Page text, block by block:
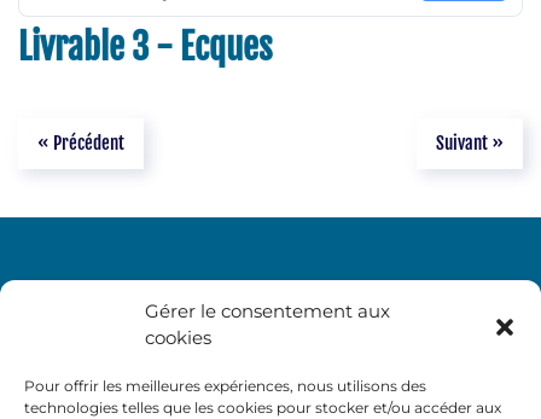
Gérer le consentement aux
cookies
Pour offrir les meilleures expériences, nous utilisons des
technologies telles que les cookies pour stocker et/ou accéder aux
Livrable 3 - Ecques
« Précédent Suivant »